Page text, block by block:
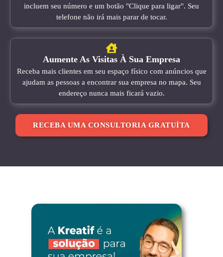
incluem seu número e um botão "Clique para ligar". Seu
telefone não irá mais parar de tocar.
Aumente As Visitas À Sua Empresa
Receba mais clientes em seu espaço físico com anúncios que
ajudam as pessoas a encontrar sua empresa no mapa. Seu
endereço nunca mais ficará vazio.
RECEBA UMA CONSULTORIA GRATUÍTA